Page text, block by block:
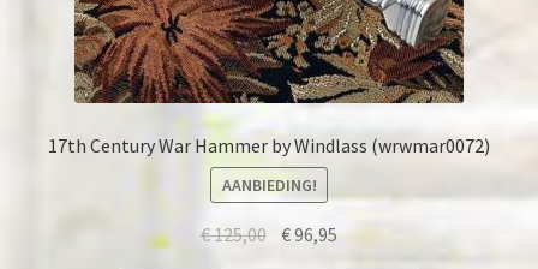
17th Century War Hammer by Windlass (wrwmar0072)
AANBIEDING!
€125,00 Oorspronkelijke
€96,95Huidige